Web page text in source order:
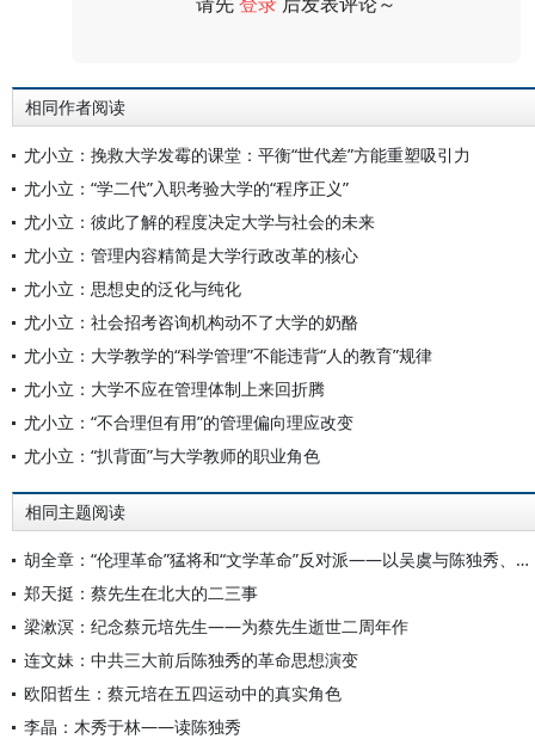
相同作者阅读
尤小立：挽救大学发霉的课堂：平衡“世代差”方能重塑吸引力
尤小立：“学二代”入职考验大学的“程序正义”
尤小立：彼此了解的程度决定大学与社会的未来
尤小立：管理内容精简是大学行政改革的核心
尤小立：思想史的泛化与纯化
尤小立：社会招考咨询机构动不了大学的奶酪
尤小立：大学教学的“科学管理”不能违背“人的教育”规律
尤小立：大学不应在管理体制上来回折腾
尤小立：“不合理但有用”的管理偏向理应改变
尤小立：“扒背面”与大学教师的职业角色
相同主题阅读
胡全章：“伦理革命”猛将和“文学革命”反对派——以吴虞与陈独秀、柳亚子的文学学术交往为中心
郑天挺：蔡先生在北大的二三事
梁漱溟：纪念蔡元培先生——为蔡先生逝世二周年作
连文妹：中共三大前后陈独秀的革命思想演变
欧阳哲生：蔡元培在五四运动中的真实角色
李晶：木秀于林——读陈独秀